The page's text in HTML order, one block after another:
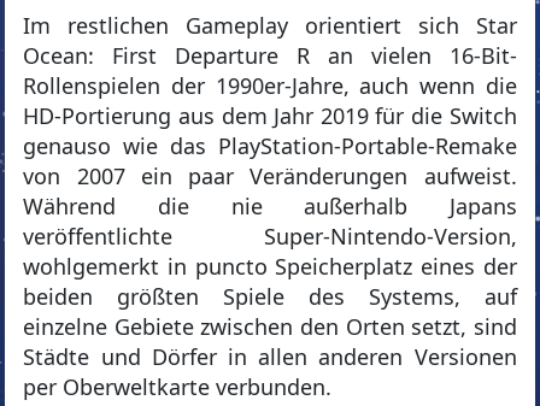
Im restlichen Gameplay orientiert sich Star
Ocean: First Departure R an vielen 16-Bit-
Rollenspielen der 1990er-Jahre, auch wenn die
HD-Portierung aus dem Jahr 2019 für die Switch
genauso wie das PlayStation-Portable-Remake
von 2007 ein paar Veränderungen aufweist.
Während die nie außerhalb Japans
veröffentlichte Super-Nintendo-Version,
wohlgemerkt in puncto Speicherplatz eines der
beiden größten Spiele des Systems, auf
einzelne Gebiete zwischen den Orten setzt, sind
Städte und Dörfer in allen anderen Versionen
per Oberweltkarte verbunden.